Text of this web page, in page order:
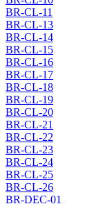
BR-CL-11
BR-CL-13
BR-CL-14
BR-CL-15
BR-CL-16
BR-CL-17
BR-CL-18
BR-CL-19
BR-CL-20
BR-CL-21
BR-CL-22
BR-CL-23
BR-CL-24
BR-CL-25
BR-CL-26
BR-DEC-01